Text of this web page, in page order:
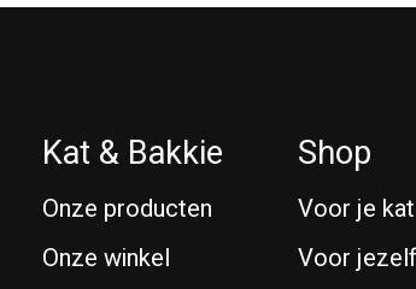
Kat & Bakkie
Onze producten
Onze winkel
Shop
Voor je kat
Voor jezelf